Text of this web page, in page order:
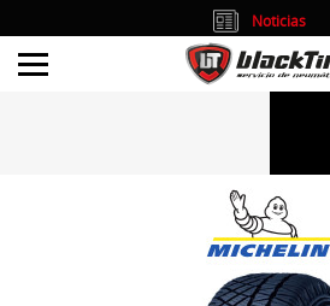
Noticias
Atención al